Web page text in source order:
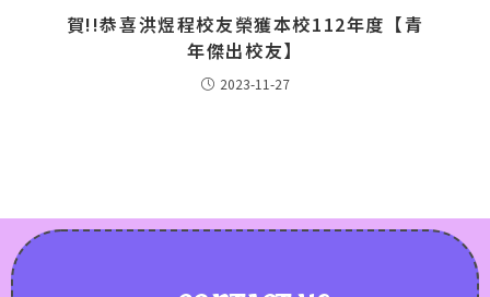
賀!!恭喜洪煜程校友榮獲本校112年度【青
年傑出校友】
2023-11-27